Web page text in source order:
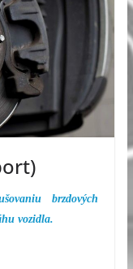
brzdových
vozidla.